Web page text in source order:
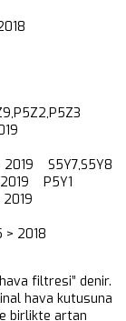
S5Y7,S5Y8
P5Y1
2018
filtresi” denir.
hava kutusuna
birlikte artan